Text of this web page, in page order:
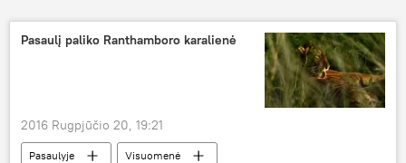
Pasaulį paliko Ranthamboro karalienė
2016 Rugpjūčio 20, 19:21
Pasaulyje Visuomenė